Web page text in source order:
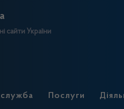
сайти України
Послуги